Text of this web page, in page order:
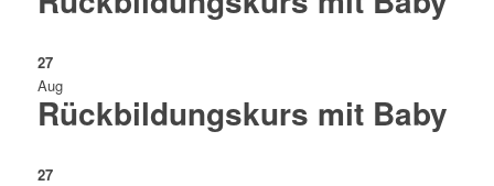
27
Aug
Rückbildungskurs mit Baby
27